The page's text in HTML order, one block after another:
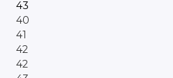
40
41
42
42